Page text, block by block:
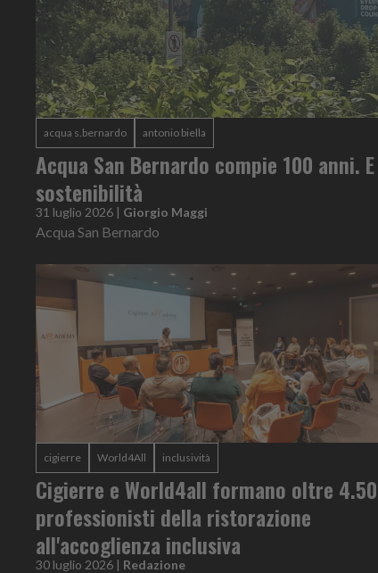
acqua s.bernardo antonio biella
Acqua San Bernardo compie 100 anni.
sostenibilità
31 luglio 2026 | Giorgio Maggi
Acqua San Bernardo
cigierre World4All inclusività
Cigierre e World4all formano oltre
professionisti della ristorazione
all'accoglienza inclusiva
30 luglio 2026 | Redazione